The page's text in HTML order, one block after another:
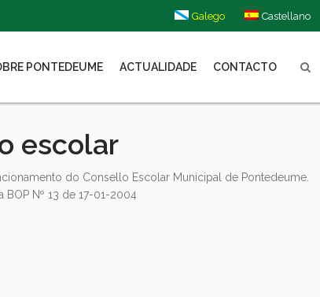
Galego Castellano
PONTEDEUME ACTUALIDADE CONTACTO
escolar
do Consello Escolar Municipal de Pontedeume.
BOP Nº 13 de 17-01-2004